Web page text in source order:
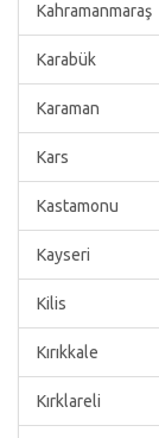
Kahramanmaraş
Karabük
Karaman
Kars
Kastamonu
Kayseri
Kilis
Kırıkkale
Kırklareli